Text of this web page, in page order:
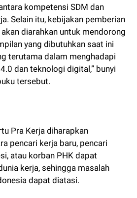
kompetensi SDM dan
Selain itu, kebijakan pemberian
diarahkan untuk mendorong
yang dibutuhkan saat ini
terutama dalam menghadapi
dan teknologi digital,” bunyi
tersebut.
Pra Kerja diharapkan
pencari kerja baru, pencari
atau korban PHK dapat
kerja, sehingga masalah
dapat diatasi.